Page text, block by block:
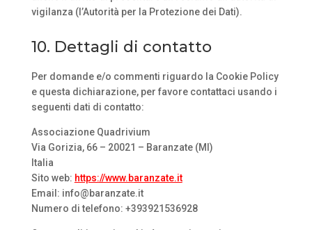
vigilanza (l’Autorità per la Protezione dei Dati).
10. Dettagli di contatto
Per domande e/o commenti riguardo la Cookie Policy
e questa dichiarazione, per favore contattaci usando i
seguenti dati di contatto:
Associazione Quadrivium
Via Gorizia, 66 – 20021 – Baranzate (MI)
Italia
Sito web: https://www.baranzate.it
Email: info@baranzate.it
Numero di telefono: +393921536928